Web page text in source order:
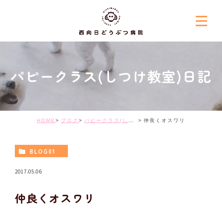
パピークラス(しつけ教室)日記
HOME ブログ パピークラス(しつけ教室)日記 仲良くオスワリ
BLOG01
2017.05.06
仲良くオスワリ